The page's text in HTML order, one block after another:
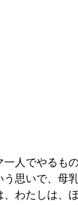
人でやるもの
思いで、母
わたしは、